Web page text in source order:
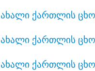
ახალი ქართლის
ახალი ქართლის
ახალი ქართლის